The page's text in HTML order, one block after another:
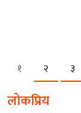
१ २ ३
लोकप्रिय